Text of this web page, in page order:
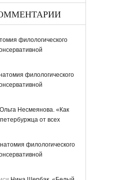
филологического
филологического
Ольга Несмеянова. «Как
от всех
филологического